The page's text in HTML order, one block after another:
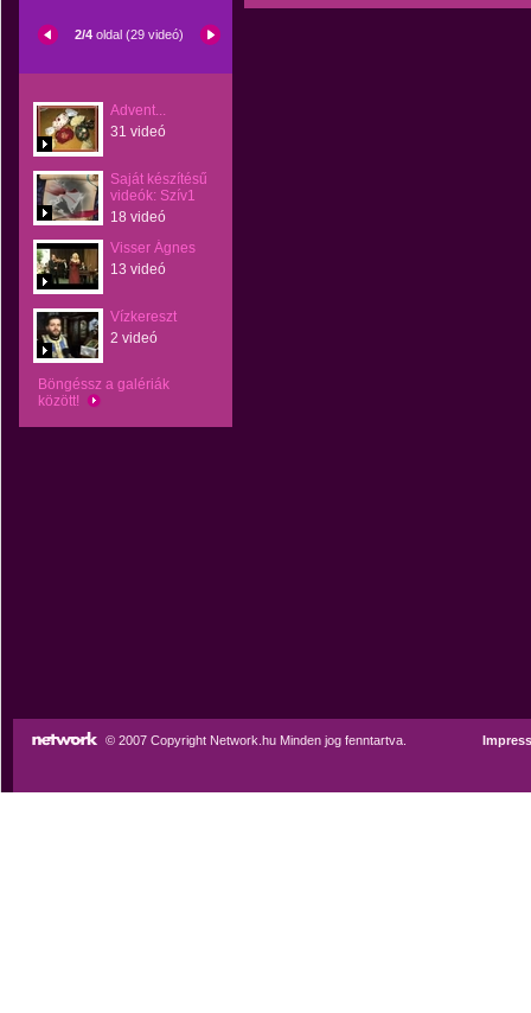
2/4 oldal (29 videó)
Advent...
31 videó
Saját készítésű
videók: Szív1
18 videó
Visser Ágnes
13 videó
Vízkereszt
2 videó
Böngéssz a galériák
között!
© 2007 Copyright Network.hu Minden jog fenntartva.